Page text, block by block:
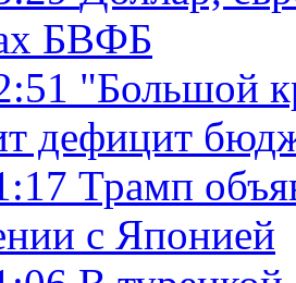
БВФБ
"Большой
дефицит
Трамп
с Японией